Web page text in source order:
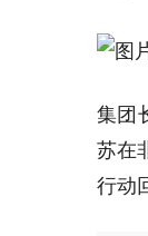
集团
苏在
行动